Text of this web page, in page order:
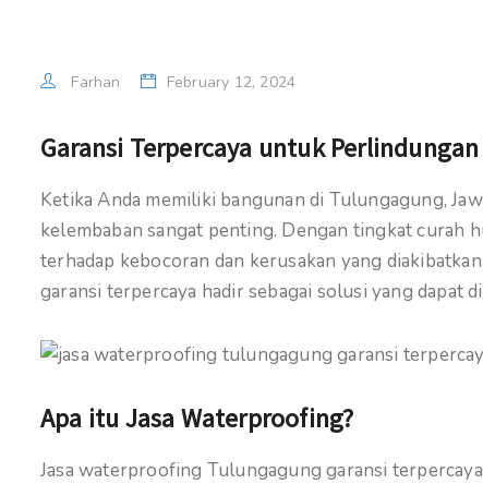
Farhan February 12, 2024
Garansi Terpercaya untuk
Ketika Anda memiliki bangunan di Tulungagung,
kelembaban sangat penting. Dengan tingkat curah
terhadap kebocoran dan kerusakan yang
garansi terpercaya hadir sebagai solusi yang dapat
Apa itu Jasa Waterproofing?
Jasa waterproofing Tulungagung garansi